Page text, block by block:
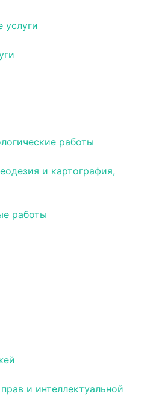
услуги
работы
и картография,
работы
и интеллектуальной